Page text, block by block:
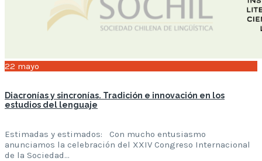
22 mayo
Diacronías y sincronías. Tradición e innovación en los
estudios del lenguaje
Estimadas y estimados: Con mucho entusiasmo
anunciamos la celebración del XXIV Congreso Internacional
de la Sociedad…